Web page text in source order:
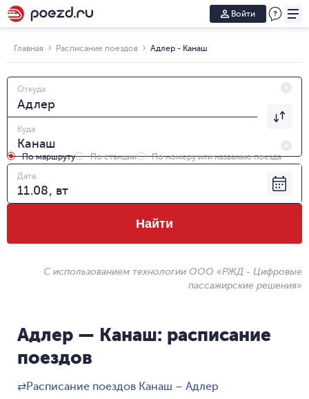
Войти
Главная Расписание поездов Адлер - Канаш
Откуда
Куда
По маршруту По станции
По номеру или названию поезда
Дата
Найти
С использованием технологии ООО «РЖД - Цифровые
пассажирские решения»
Адлер — Канаш: расписание
поездов
⇄Расписание поездов Канаш – Адлер